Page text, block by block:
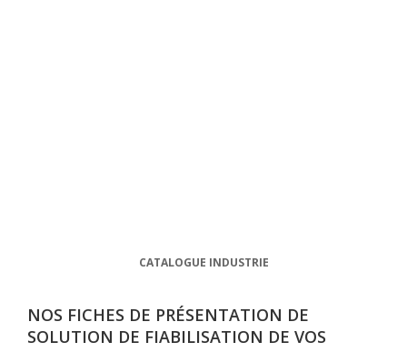
CATALOGUE INDUSTRIE
NOS FICHES DE PRÉSENTATION DE
SOLUTION DE FIABILISATION DE VOS